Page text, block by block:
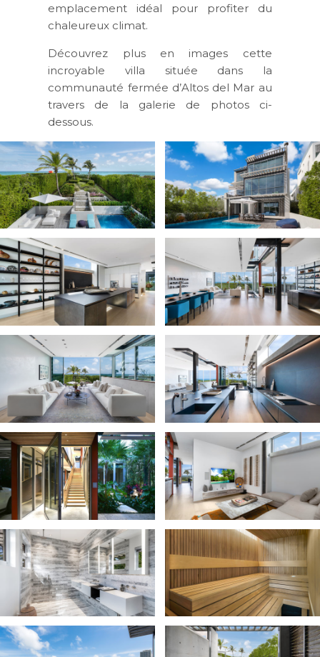
emplacement idéal pour profiter du
chaleureux climat.
Découvrez plus en images cette
incroyable villa située dans la
communauté fermée d’Altos del Mar au
travers de la galerie de photos ci-
dessous.